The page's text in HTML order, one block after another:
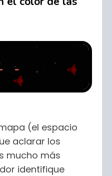
(el espacio
aclarar los
mucho más
identifique